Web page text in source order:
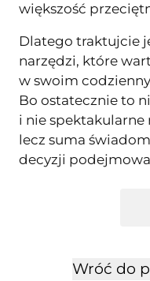
większość
Dlatego traktujcie
narzędzi, które
w swoim
Bo ostatecznie to
i nie
lecz suma
decyzji
Wróć do